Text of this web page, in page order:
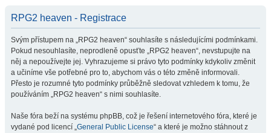
RPG2 heaven - Registrace
Svým přístupem na „RPG2 heaven“ souhlasíte s následujícími podmínkami.
Pokud nesouhlasíte, neprodleně opusťte „RPG2 heaven“, nevstupujte na
něj a nepoužívejte jej. Vyhrazujeme si právo tyto podmínky kdykoliv změnit
a učiníme vše potřebné pro to, abychom vás o této změně informovali.
Přesto je rozumné tyto podmínky průběžně sledovat vzhledem k tomu, že
používáním „RPG2 heaven“ s nimi souhlasíte.
Naše fóra beží na systému phpBB, což je řešení internetového fóra, které je
vydané pod licencí „General Public License“ a které je možno stáhnout z